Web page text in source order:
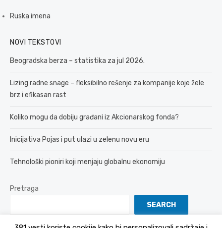
Ruska imena
NOVI TEKSTOVI
Beogradska berza – statistika za jul 2026.
Lizing radne snage – fleksibilno rešenje za kompanije koje žele
brz i efikasan rast
Koliko mogu da dobiju građani iz Akcionarskog fonda?
Inicijativa Pojas i put ulazi u zelenu novu eru
Tehnološki pioniri koji menjaju globalnu ekonomiju
Pretraga
SEARCH